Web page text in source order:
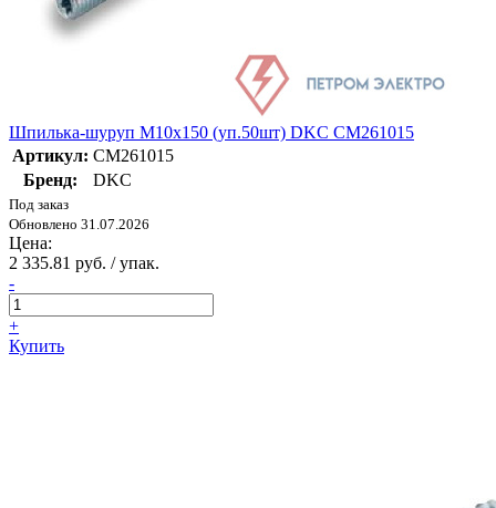
Шпилька-шуруп M10х150 (уп.50шт) DKC CM261015
Артикул: CM261015
Бренд:
DKC
Под заказ
Обновлено 31.07.2026
Цена:
2 335.81 руб. / упак.
-
+
Купить